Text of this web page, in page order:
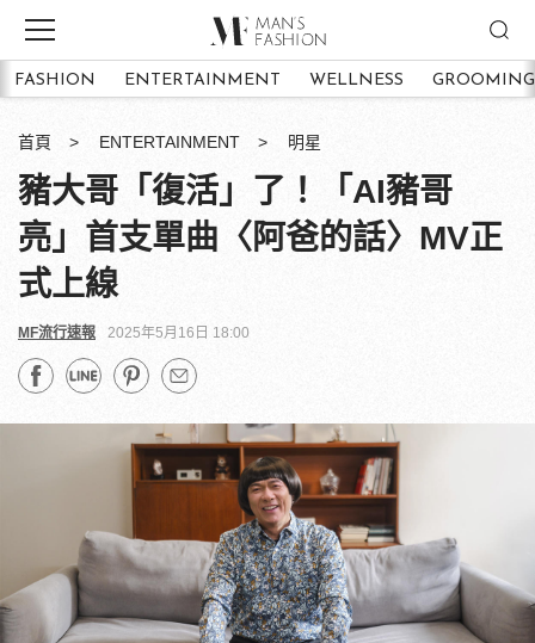
FASHION ENTERTAINMENT WELLNESS GROOMING
首頁 ENTERTAINMENT 明星
豬大哥「復活」了！「AI豬哥
亮」首支單曲〈阿爸的話〉MV正
式上線
MF流行速報 2025年5月16日 18:00